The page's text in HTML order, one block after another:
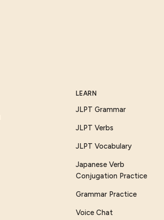
LEARN
JLPT Grammar
JLPT Verbs
JLPT Vocabulary
Japanese Verb
Conjugation Practice
Grammar Practice
Voice Chat